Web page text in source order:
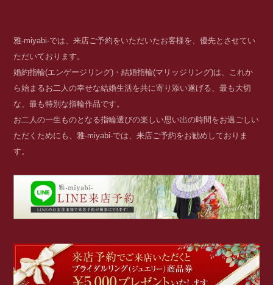
雅-miyabi-では、来店ご予約をいただいたお客様を、優先とさせてい
ただいております。
婚約指輪(エンゲージリング)・結婚指輪(マリッジリング)は、これか
ら始まるお二人の幸せな結婚生活を共に寄り添い遂げる、最も大切
な、最も特別な指輪作品です。
お二人の一生ものとなる指輪選びの楽しい思い出の時間をお過ごしい
ただくためにも、雅-miyabi-では、来店ご予約をお勧めしておりま
す。